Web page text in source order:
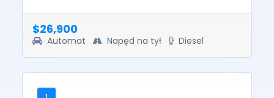
value of thi...
$26,900
Automat Napęd na tył Diesel